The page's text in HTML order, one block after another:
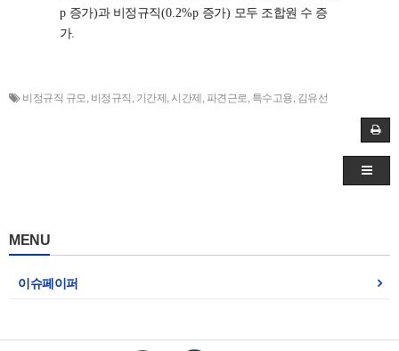
p 증가)과 비정규직(0.2%p 증가) 모두 조합원 수 증
가.
비정규직 규모, 비정규직 , 기간제 , 시간제 , 파견근로, 특수고용, 김유선
MENU
이슈페이퍼